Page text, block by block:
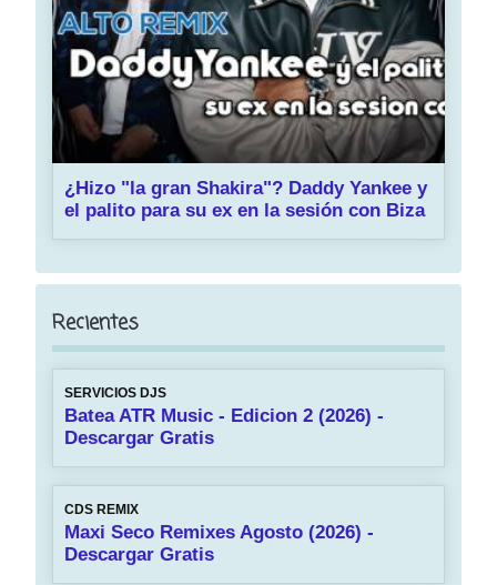
¿Hizo "la gran Shakira"? Daddy Yankee y
el palito para su ex en la sesión con Biza
Recientes
SERVICIOS DJS
Batea ATR Music - Edicion 2 (2026) -
Descargar Gratis
CDS REMIX
Maxi Seco Remixes Agosto (2026) -
Descargar Gratis